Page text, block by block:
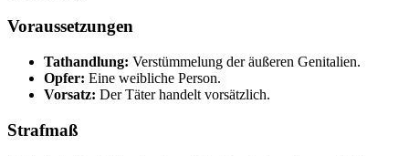
Voraussetzungen
Tathandlung: Verstümmelung der äußeren Genitalien.
Opfer: Eine weibliche Person.
Vorsatz: Der Täter handelt vorsätzlich.
Strafmaß